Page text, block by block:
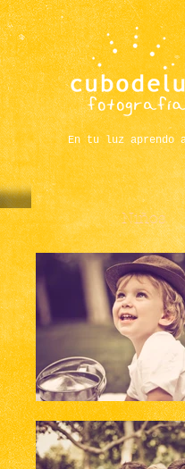
En tu luz aprendo
Niños